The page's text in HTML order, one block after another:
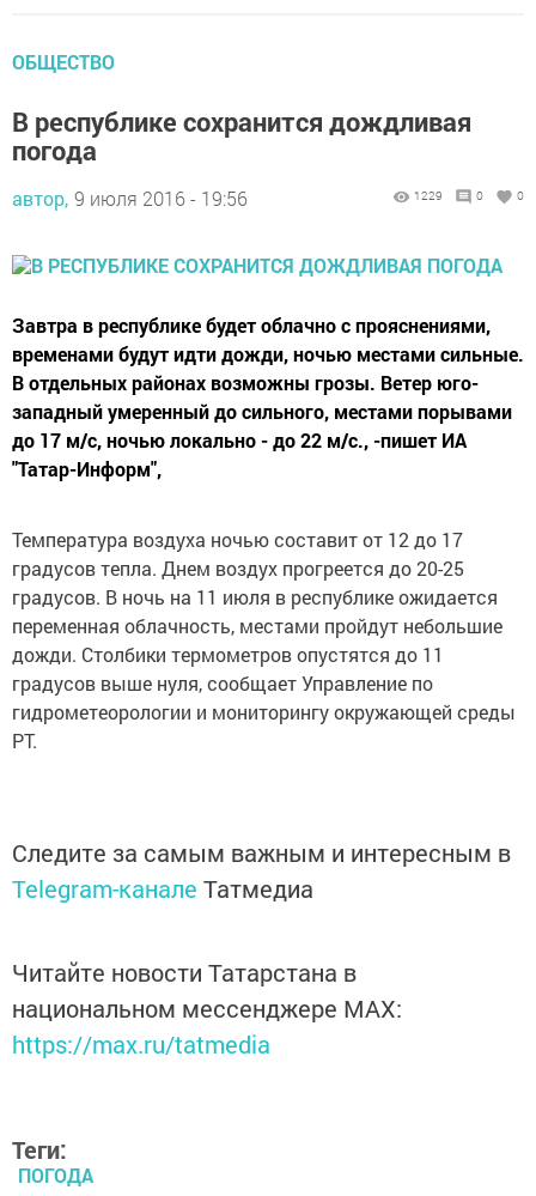
ОБЩЕСТВО
В республике сохранится дождливая
погода
автор, 9 июля 2016 - 19:56 1229 0 0
Завтра в республике будет облачно с прояснениями,
временами будут идти дожди, ночью местами сильные.
В отдельных районах возможны грозы. Ветер юго-
западный умеренный до сильного, местами порывами
до 17 м/с, ночью локально - до 22 м/с., -пишет ИА
"Татар-Информ",
Температура воздуха ночью составит от 12 до 17
градусов тепла. Днем воздух прогреется до 20-25
градусов. В ночь на 11 июля в республике ожидается
переменная облачность, местами пройдут небольшие
дожди. Столбики термометров опустятся до 11
градусов выше нуля, сообщает Управление по
гидрометеорологии и мониторингу окружающей среды
РТ.
Следите за самым важным и интересным в
Telegram-канале Татмедиа
Читайте новости Татарстана в
национальном мессенджере MАХ:
https://max.ru/tatmedia
Теги:
ПОГОДА